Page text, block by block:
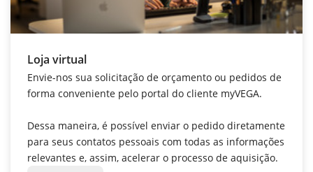
Loja virtual
Envie-nos sua solicitação de orçamento ou pedidos de
forma conveniente pelo portal do cliente myVEGA.
Dessa maneira, é possível enviar o pedido diretamente
para seus contatos pessoais com todas as informações
relevantes e, assim, acelerar o processo de aquisição.